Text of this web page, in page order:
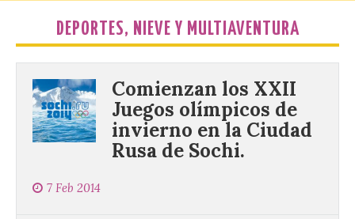
DEPORTES, NIEVE Y MULTIAVENTURA
Comienzan los XXII
Juegos olímpicos de
invierno en la Ciudad
Rusa de Sochi.
7 Feb 2014